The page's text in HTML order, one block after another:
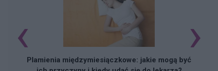
Plamienia międzymiesiączkowe: jakie mogą być
‹ ›